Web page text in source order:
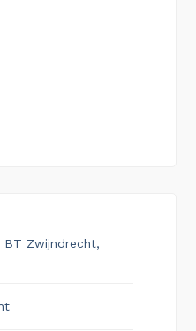
BT Zwijndrecht,